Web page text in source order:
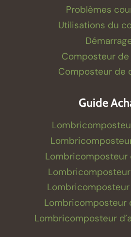
Problèmes
Utilisations du
Composteur
Composteur de
Guide
Lombricomposteur
Lombricomposteur
Lombricomposteur